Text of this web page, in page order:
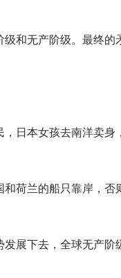
和无产阶级。最终的
日本女孩去南洋卖身，
荷兰的船只靠岸，否
展下去，全球无产阶